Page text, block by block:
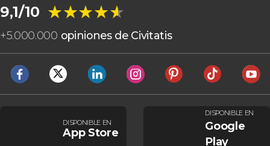
9,1/10 ★★★★★
★★★★★
+5.000.000 opiniones de Civitatis
DISPONIBLE EN
App Store
DISPONIBLE EN
Google
Play